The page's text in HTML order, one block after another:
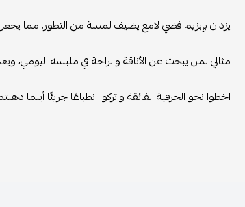
يزدان بإبزيم فضي لامع يضيف لمسة من التطور، مما
مثالي لمن يبحث عن الأناقة والراحة في ملبسه اليومي،
اخطوا نحو الحرفية الفائقة واتركوا انطباعًا جريئًا أينما